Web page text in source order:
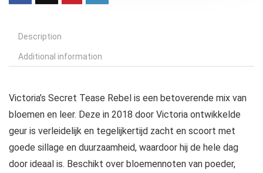
Description
Additional information
Victoria’s Secret Tease Rebel is een betoverende mix van
bloemen en leer. Deze in 2018 door Victoria ontwikkelde
geur is verleidelijk en tegelijkertijd zacht en scoort met
goede sillage en duurzaamheid, waardoor hij de hele dag
door ideaal is. Beschikt over bloemennoten van poeder,